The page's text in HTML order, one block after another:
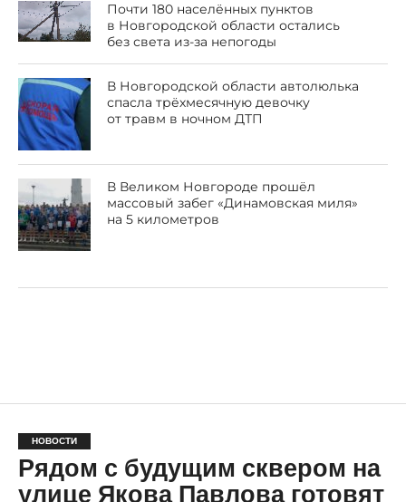
Почти 180 населённых пунктов
в Новгородской области остались
без света из-за непогоды
В Новгородской области автолюлька
спасла трёхмесячную девочку
от травм в ночном ДТП
В Великом Новгороде прошёл
массовый забег «Динамовская миля»
на 5 километров
НОВОСТИ
Рядом с будущим сквером на
улице Якова Павлова готовят